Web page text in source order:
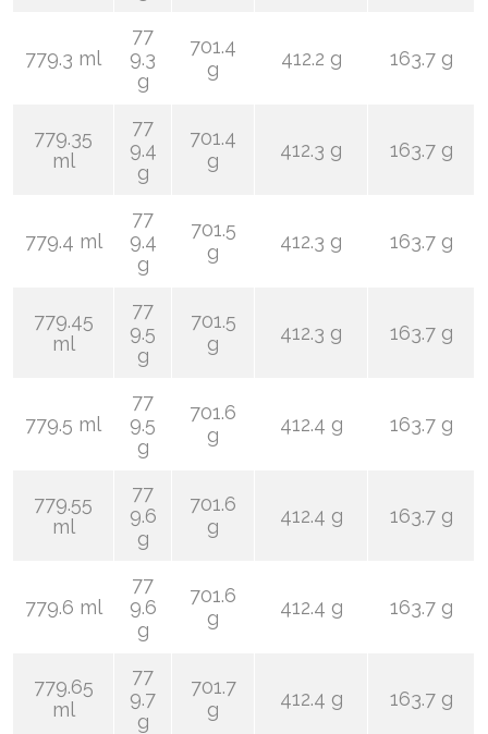
779.3 ml
77
9.3
g
701.4
g
412.2 g 163.7 g
779.35
ml
77
9.4
g
701.4
g
412.3 g 163.7 g
779.4 ml
77
9.4
g
701.5
g
412.3 g 163.7 g
779.45
ml
77
9.5
g
701.5
g
412.3 g 163.7 g
779.5 ml
77
9.5
g
701.6
g
412.4 g 163.7 g
779.55
ml
77
9.6
g
701.6
g
412.4 g 163.7 g
779.6 ml
77
9.6
g
701.6
g
412.4 g 163.7 g
779.65
ml
77
9.7
g
701.7
g
412.4 g 163.7 g